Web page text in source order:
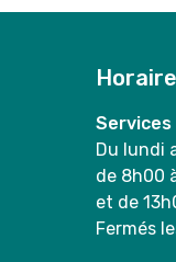
Du lundi
de 8h00
et de
Fermés